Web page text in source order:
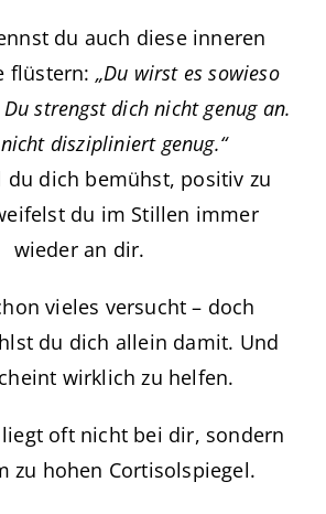
du auch diese inneren
flüstern: „Du wirst es sowieso
strengst dich nicht genug an.
diszipliniert genug.“
du dich bemühst, positiv zu
du im Stillen immer
wieder an dir.
vieles versucht – doch
du dich allein damit. Und
wirklich zu helfen.
oft nicht bei dir, sondern
zu hohen Cortisolspiegel.